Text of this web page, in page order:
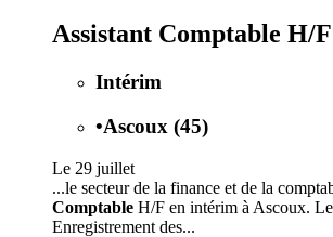
Assistant Comptable H/F
Intérim
•Ascoux (45)
Le 29 juillet
...le secteur de la finance et de la
Comptable H/F en intérim à Ascoux.
Enregistrement des...